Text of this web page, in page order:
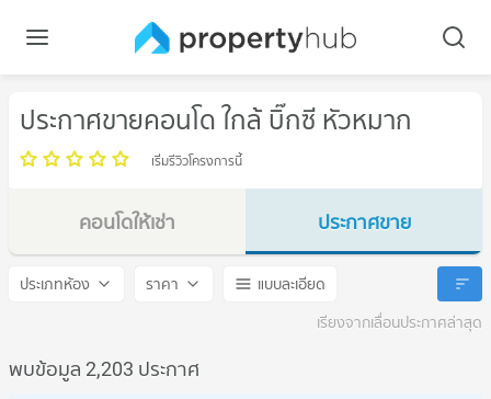
ประกาศขายคอนโด ใกล้ บิ๊กซี หัวหมาก
เริ่มรีวิวโครงการนี้
คอนโดให้เช่า
บิ๊กซี หัวหมาก
ประกาศขาย
ประเภทห้อง ราคา
แบบละเอียด
เรียงจากเลื่อนประกาศล่าสุด
พบข้อมูล 2,203 ประกาศ